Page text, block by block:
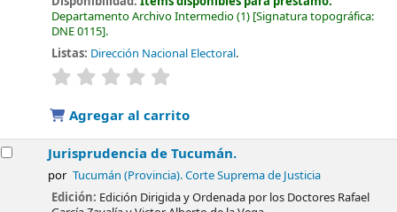
Departamento Archivo Intermedio(1) Signatura topográfica:
DNE 0115 .
Listas: Dirección Nacional Electoral.
valoración
Agregar al carrito
Jurisprudencia de Tucumán.
por Tucumán (Provincia). Corte Suprema de Justicia
Edición: Edición Dirigida y Ordenada por los Doctores Rafael